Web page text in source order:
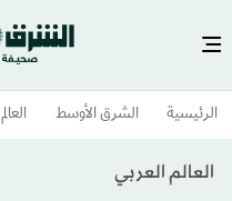
الرئيسية الشرق الأوسط​ العالم
العالم العربي